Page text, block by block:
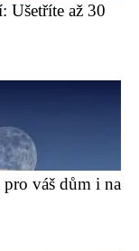
Ušetříte až 30
váš dům i na